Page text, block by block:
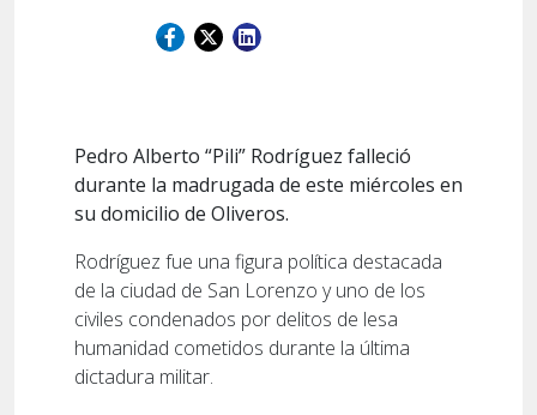
Pedro Alberto “Pili” Rodríguez falleció
durante la madrugada de este miércoles en
su domicilio de Oliveros.
Rodríguez fue una figura política destacada
de la ciudad de San Lorenzo y uno de los
civiles condenados por delitos de lesa
humanidad cometidos durante la última
dictadura militar.